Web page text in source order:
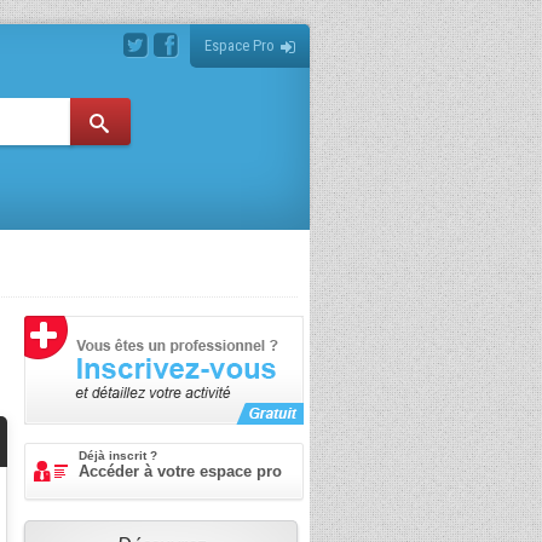
Espace Pro
Déjà inscrit ?
Accéder à votre espace pro